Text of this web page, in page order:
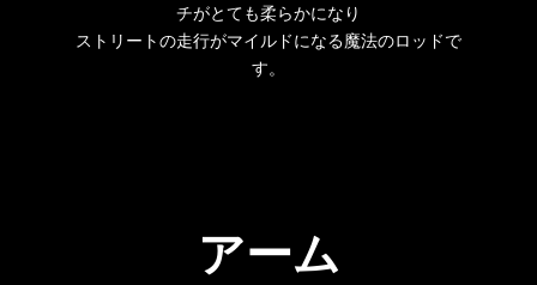
チがとても柔らかになり
ストリートの走行がマイルドになる魔法のロッドで
す。
アーム